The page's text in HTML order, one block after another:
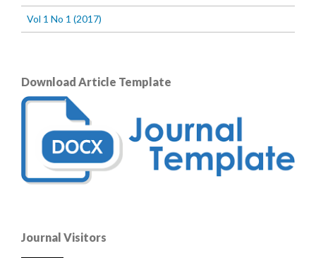
Vol 1 No 1 (2017)
Download Article Template
Journal Visitors